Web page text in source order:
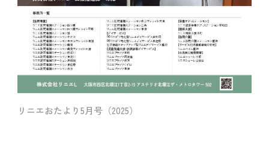
リニエおたより5月号（2025）